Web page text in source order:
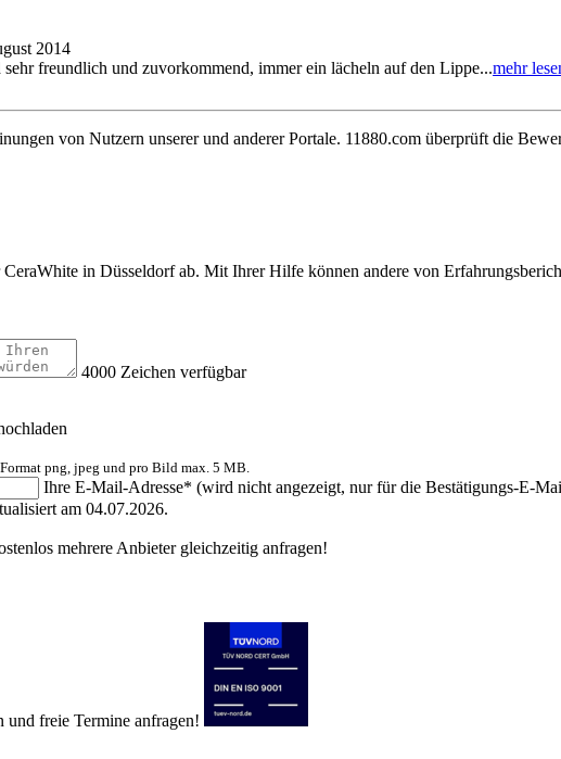
2014
sehr freundlich und zuvorkommend, immer ein lächeln auf den Lippe...mehr
von Nutzern unserer und anderer Portale. 11880.com überprüft die
in Düsseldorf ab. Mit Ihrer Hilfe können andere von
4000 Zeichen verfügbar
png, jpeg und pro Bild max. 5 MB.
Ihre E-Mail-Adresse* (wird nicht angezeigt, nur für die Bestätigungs-E-
am 04.07.2026.
mehrere Anbieter gleichzeitig anfragen!
und freie Termine anfragen!